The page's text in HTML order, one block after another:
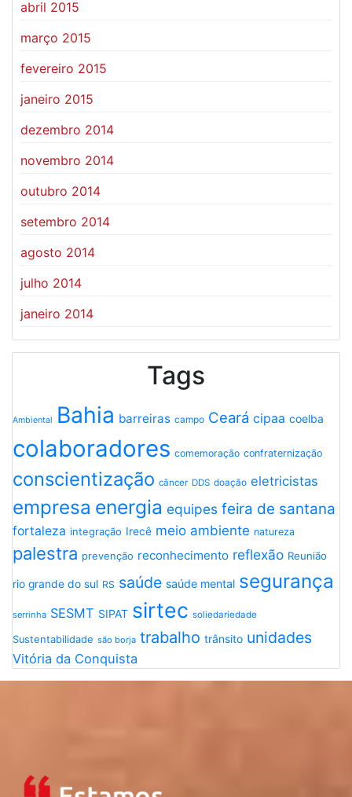
abril 2015
março 2015
fevereiro 2015
janeiro 2015
dezembro 2014
novembro 2014
outubro 2014
setembro 2014
agosto 2014
julho 2014
janeiro 2014
Tags
Ambiental Bahia barreiras campo Ceará cipaa coelba
colaboradores comemoração confraternização
conscientização câncer DDS doação eletricistas
empresa energia equipes feira de santana
fortaleza integração Irecê meio ambiente natureza
palestra prevenção reconhecimento reflexão Reunião
rio grande do sul RS saúde saúde mental segurança
serrinha SESMT SIPAT sirtec soliedariedade
Sustentabilidade são borja trabalho trânsito unidades
Vitória da Conquista